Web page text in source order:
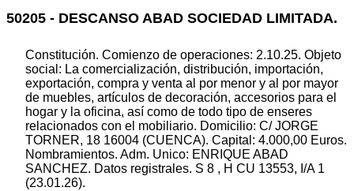
50205 - DESCANSO ABAD SOCIEDAD LIMITADA.
Constitución. Comienzo de operaciones: 2.10.25. Objeto
social: La comercialización, distribución, importación,
exportación, compra y venta al por menor y al por mayor
de muebles, artículos de decoración, accesorios para el
hogar y la oficina, así como de todo tipo de enseres
relacionados con el mobiliario. Domicilio: C/ JORGE
TORNER, 18 16004 (CUENCA). Capital: 4.000,00 Euros.
Nombramientos. Adm. Unico: ENRIQUE ABAD
SANCHEZ. Datos registrales. S 8 , H CU 13553, I/A 1
(23.01.26).